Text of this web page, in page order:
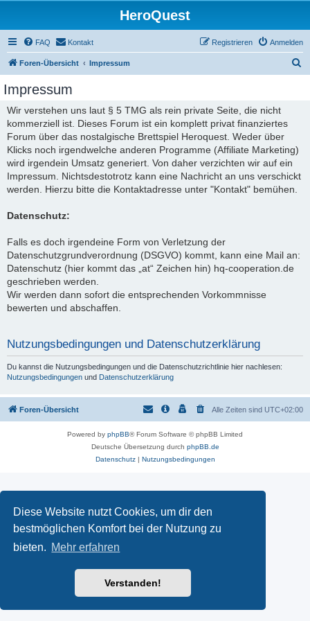
Diese Website nutzt Cookies, um dir den
bestmöglichen Komfort bei der Nutzung zu
bieten. Mehr erfahren
Verstanden!
HeroQuest
FAQ Kontakt Anmelden
Registrieren
Foren-Übersicht Impressum
Impressum
Wir verstehen uns laut § 5 TMG als rein private Seite, die nicht
kommerziell ist. Dieses Forum ist ein komplett privat finanziertes
Forum über das nostalgische Brettspiel Heroquest. Weder über
Klicks noch irgendwelche anderen Programme (Affiliate Marketing)
wird irgendein Umsatz generiert. Von daher verzichten wir auf ein
Impressum. Nichtsdestotrotz kann eine Nachricht an uns verschickt
werden. Hierzu bitte die Kontaktadresse unter "Kontakt" bemühen.
Datenschutz:
Falls es doch irgendeine Form von Verletzung der
Datenschutzgrundverordnung (DSGVO) kommt, kann eine Mail an:
Datenschutz (hier kommt das „at“ Zeichen hin) hq-cooperation.de
geschrieben werden.
Wir werden dann sofort die entsprechenden Vorkommnisse
bewerten und abschaffen.
Nutzungsbedingungen und Datenschutzerklärung
Du kannst die Nutzungsbedingungen und die Datenschutzrichtlinie hier nachlesen:
Nutzungsbedingungen und Datenschutzerklärung
Foren-Übersicht Alle Zeiten sind UTC+02:00
Powered by phpBB® Forum Software © phpBB Limited
Deutsche Übersetzung durch phpBB.de
Datenschutz| Nutzungsbedingungen